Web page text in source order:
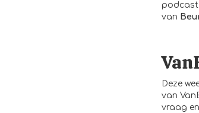
podcast
van
Deze
van
vraag